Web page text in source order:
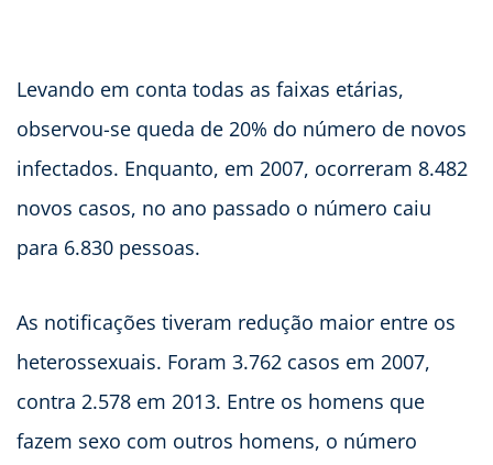
Levando em conta todas as faixas etárias,
observou-se queda de 20% do número de novos
infectados. Enquanto, em 2007, ocorreram 8.482
novos casos, no ano passado o número caiu
para 6.830 pessoas.
As notificações tiveram redução maior entre os
heterossexuais. Foram 3.762 casos em 2007,
contra 2.578 em 2013. Entre os homens que
fazem sexo com outros homens, o número